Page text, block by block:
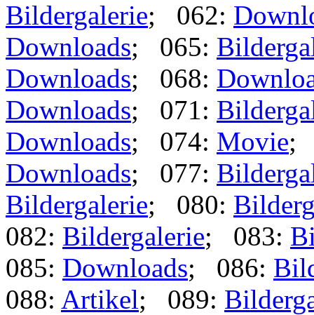
Bildergalerie; 062:
Downloads; 065:
Downloads; 068:
Downloads; 071:
Downloads; 074: Movie;
Downloads; 077:
Bildergalerie; 080:
082: Bildergalerie; 083:
085: Downloads; 086:
088: Artikel; 089: